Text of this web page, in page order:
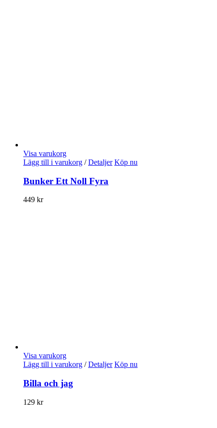
Visa varukorg
Lägg till i varukorg / Detaljer Köp nu
Bunker Ett Noll Fyra
449 kr
Visa varukorg
Lägg till i varukorg / Detaljer Köp nu
Billa och jag
129 kr